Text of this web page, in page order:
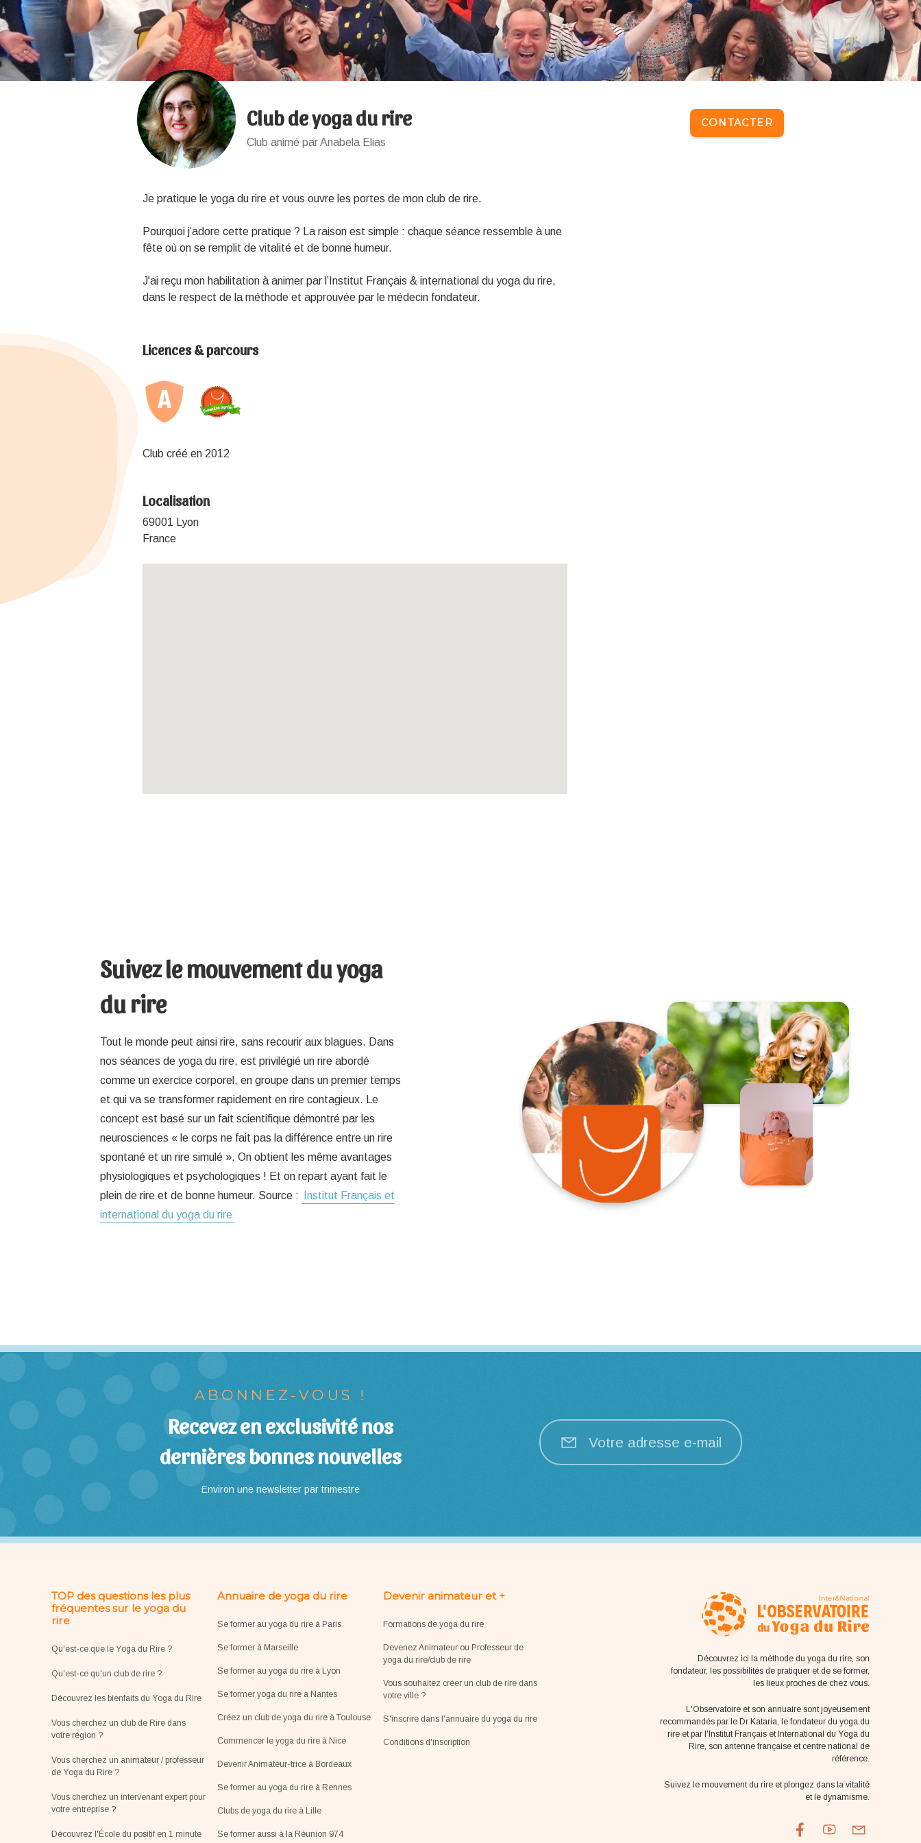
Club de yoga du rire
Club animé par Anabela Elias
CONTACTER
Je pratique le yoga du rire et vous ouvre les portes de mon club de rire.
Pourquoi j’adore cette pratique ? La raison est simple : chaque séance ressemble à une
fête où on se remplit de vitalité et de bonne humeur.
J'ai reçu mon habilitation à animer par l’Institut Français & international du yoga du rire,
dans le respect de la méthode et approuvée par le médecin fondateur.
Licences & parcours
Club créé en 2012
Localisation
69001 Lyon
France
Suivez le mouvement du yoga
du rire
Tout le monde peut ainsi rire, sans recourir aux blagues. Dans
nos séances de yoga du rire, est privilégié un rire abordé
comme un exercice corporel, en groupe dans un premier temps
et qui va se transformer rapidement en rire contagieux. Le
concept est basé sur un fait scientifique démontré par les
neurosciences « le corps ne fait pas la différence entre un rire
spontané et un rire simulé ». On obtient les même avantages
physiologiques et psychologiques ! Et on repart ayant fait le
plein de rire et de bonne humeur. Source :
Institut Français et
international du yoga du rire
ABONNEZ-VOUS !
Recevez en exclusivité nos
dernières bonnes nouvelles
Environ une newsletter par trimestre
Votre adresse e-mail
TOP des questions les plus
fréquentes sur le yoga du
rire
Qu'est-ce que le Yoga du Rire ?
Qu'est-ce qu'un club de rire ?
Découvrez les bienfaits du Yoga du Rire
Vous cherchez un club de Rire dans
votre région ?
Vous cherchez un animateur / professeur
de Yoga du Rire ?
Vous cherchez un intervenant expert pour
votre entreprise?
Découvrez l'École du positif en 1 minute
Annuaire de yoga du rire
Se former au yoga du rire à Paris
Se former à Marseille
Se former au yoga du rire à Lyon
Se former yoga du rire à Nantes
Créez un club de yoga du rire à Toulouse
Commencer le yoga du rire à Nice
Devenir Animateur-trice à Bordeaux
Se former au yoga du rire à Rennes
Clubs de yoga du rire à Lille
Se former aussi à la Réunion 974
Devenir animateur et +
Formations de yoga du rire
Devenez Animateur ou Professeur de
yoga du rire/club de rire
Vous souhaitez créer un club de rire dans
votre ville ?
S'inscrire dans l'annuaire du yoga du rire
Conditions d'inscription
Découvrez ici la méthode du yoga du rire, son
fondateur, les possibilités de pratiquer et de se former,
les lieux proches de chez vous.
L'Observatoire et son annuaire sont joyeusement
recommandés par le Dr Kataria, le fondateur du yoga du
rire et par l'Institut Français et International du Yoga du
Rire, son antenne française et centre national de
référence.
Suivez le mouvement du rire et plongez dans la vitalité
et le dynamisme.